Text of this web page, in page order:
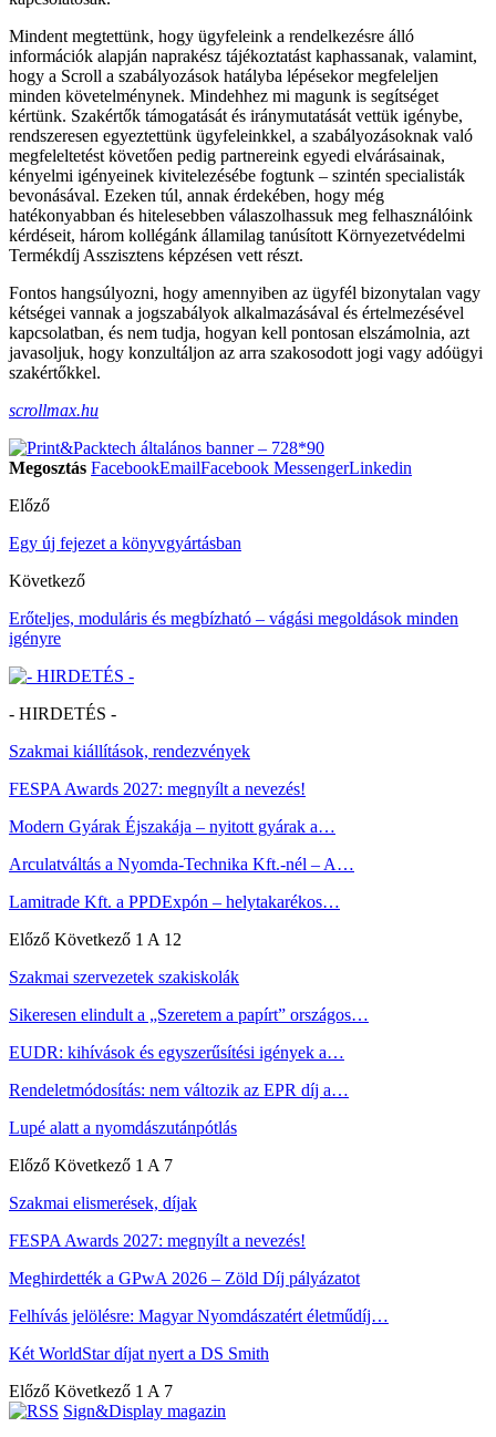
Mindent megtettünk, hogy ügyfeleink a rendelkezés­re álló
információk alapján naprakész tájékoztatást kaphassanak, valamint,
hogy a Scroll a szabályozá­sok hatályba lépésekor megfeleljen
minden köve­telménynek. Mindehhez mi magunk is segítséget
kértünk. Szakértők támogatását és iránymutatását vettük igénybe,
rendszeresen egyeztettünk ügyfe­leinkkel, a szabályozásoknak való
megfeleltetést követően pedig partnereink egyedi elvárásainak,
kényelmi igényeinek kivitelezésébe fogtunk – szintén specialisták
bevonásával. Ezeken túl, annak érde­kében, hogy még
hatékonyabban és hitelesebben válaszolhassuk meg felhasználóink
kérdéseit, három kollégánk államilag tanúsított Környezetvédelmi
Termékdíj Asszisztens képzésen vett részt.
Fontos hangsúlyozni, hogy amennyiben az ügyfél bizonytalan vagy
kétségei vannak a jogszabályok alkalmazásával és értelmezésével
kapcsolatban, és nem tudja, hogyan kell pontosan elszámolnia, azt
javasoljuk, hogy konzultáljon az arra szakosodott jogi vagy adóügyi
szakértőkkel.
scrollmax.hu
Megosztás FacebookEmailFacebook MessengerLinkedin
Előző
Egy új fejezet a könyvgyártásban
Következő
Erőteljes, moduláris és megbízható – vágási megoldások minden
igényre
- HIRDETÉS -
Szakmai kiállítások, rendezvények
FESPA Awards 2027: megnyílt a nevezés!
Modern Gyárak Éjszakája – nyitott gyárak a…
Arculatváltás a Nyomda-Technika Kft.-nél – A…
Lamitrade Kft. a PPDExpón – helytakarékos…
Előző Következő 1 A 12
Szakmai szervezetek szakiskolák
Sikeresen elindult a „Szeretem a papírt” országos…
EUDR: kihívások és egyszerűsítési igények a…
Rendeletmódosítás: nem változik az EPR díj a…
Lupé alatt a nyomdászutánpótlás
Előző Következő 1 A 7
Szakmai elismerések, díjak
FESPA Awards 2027: megnyílt a nevezés!
Meghirdették a GPwA 2026 – Zöld Díj pályázatot
Felhívás jelölésre: Magyar Nyomdászatért életműdíj…
Két WorldStar díjat nyert a DS Smith
Előző Következő 1 A 7
Sign&Display magazin